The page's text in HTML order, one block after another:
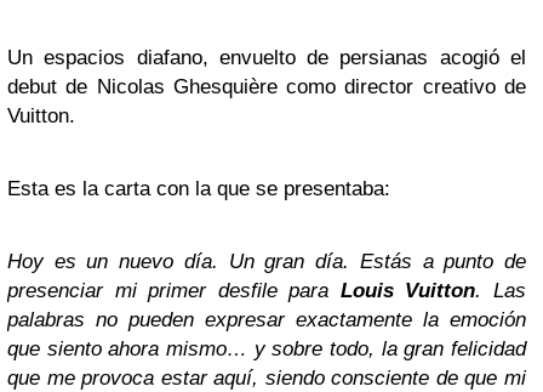
Un espacios diafano, envuelto de persianas acogió el
debut de Nicolas Ghesquière como director creativo de
Vuitton.
Esta es la carta con la que se presentaba:
Hoy es un nuevo día. Un gran día. Estás a punto de
presenciar mi primer desfile para Louis Vuitton. Las
palabras no pueden expresar exactamente la emoción
que siento ahora mismo… y sobre todo, la gran felicidad
que me provoca estar aquí, siendo consciente de que mi